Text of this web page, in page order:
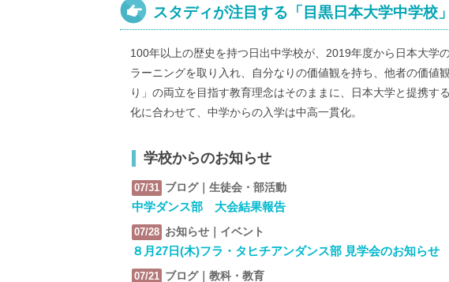
スタディが注目する「目黒日本大学中学校
100年以上の歴史を持つ日出中学校が、2019年度から日本大学
ラーニングを取り入れ、自分なりの価値観を持ち、他者の価
り」の両立を目指す教育理念はそのままに、日本大学と提携
化に合わせて、中学からの入学は中高一貫化。
学校からのお知らせ
07/31 ブログ｜生徒会・部活動
中学ダンス部 大会結果報告
07/28 お知らせ｜イベント
８月27日(木)フラ・タヒチアンダンス部 見学会のお知らせ
07/21 ブログ｜教科・教育